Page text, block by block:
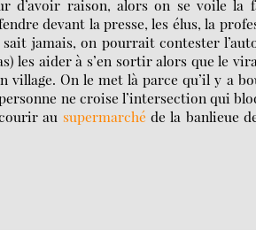
d’avoir raison, alors on se voile la
devant la presse, les élus, la
jamais, on pourrait contester
les aider à s’en sortir alors que le
village. On le met là parce qu’il y a
ne croise l’intersection qui
au supermarché de la banlieue